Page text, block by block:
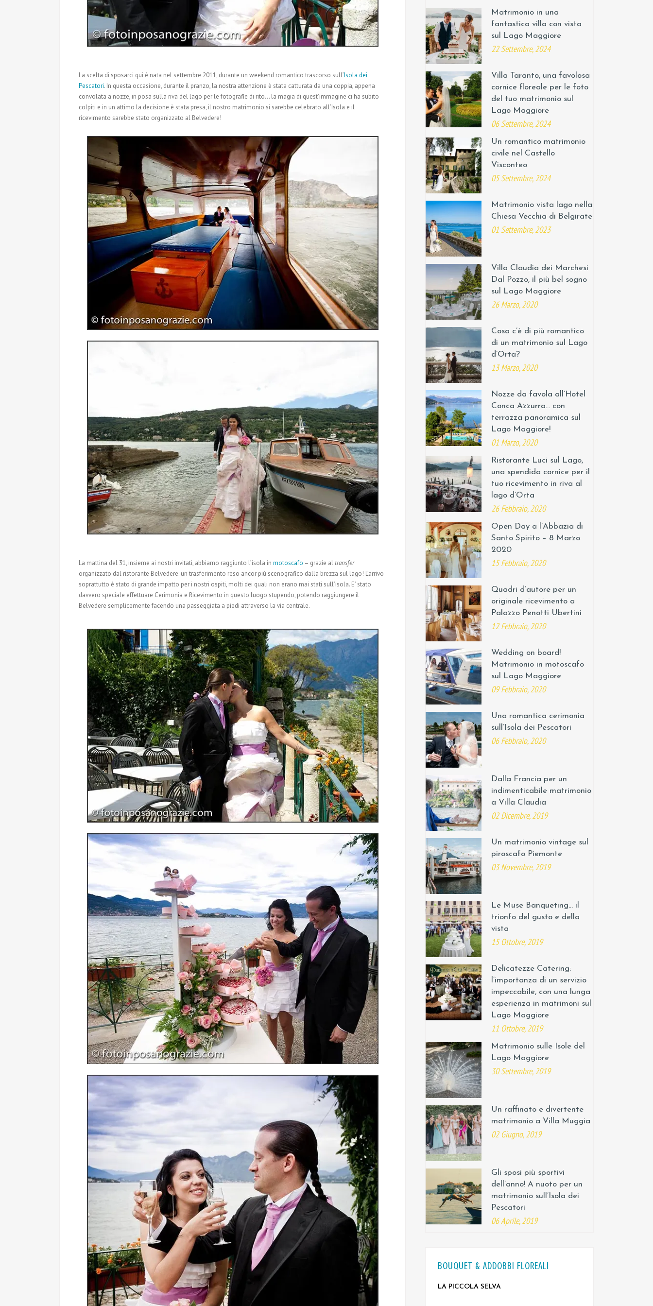
La scelta di sposarci qui è nata nel settembre 2011, durante un weekend romantico trascorso sull’Isola dei
Pescatori. In questa occasione, durante il pranzo, la nostra attenzione è stata catturata da una coppia, appena
convolata a nozze, in posa sulla riva del lago per le fotografie di rito… la magia di quest’immagine ci ha subito
colpiti e in un attimo la decisione è stata presa, il nostro matrimonio si sarebbe celebrato all’Isola e il
ricevimento sarebbe stato organizzato al Belvedere!
La mattina del 31, insieme ai nostri invitati, abbiamo raggiunto l’isola in motoscafo – grazie altransfer
organizzato dal ristorante Belvedere: un trasferimento reso ancor più scenografico dalla brezza sul lago! L’arrivo
soprattutto è stato di grande impatto per i nostri ospiti, molti dei quali non erano mai stati sull’isola. E’ stato
davvero speciale effettuare Cerimonia e Ricevimento in questo luogo stupendo, potendo raggiungere il
Belvedere semplicemente facendo una passeggiata a piedi attraverso la via centrale.
Matrimonio in una
fantastica villa con vista
sul Lago Maggiore
22 Settembre, 2024
Villa Taranto, una favolosa
cornice floreale per le foto
del tuo matrimonio sul
Lago Maggiore
06 Settembre, 2024
Un romantico matrimonio
civile nel Castello
Visconteo
05 Settembre, 2024
Matrimonio vista lago nella
Chiesa Vecchia di Belgirate
01 Settembre, 2023
Villa Claudia dei Marchesi
Dal Pozzo, il più bel sogno
sul Lago Maggiore
26 Marzo, 2020
Cosa c’è di più romantico
di un matrimonio sul Lago
d’Orta?
13 Marzo, 2020
Nozze da favola all’Hotel
Conca Azzurra… con
terrazza panoramica sul
Lago Maggiore!
01 Marzo, 2020
Ristorante Luci sul Lago,
una spendida cornice per il
tuo ricevimento in riva al
lago d’Orta
26 Febbraio, 2020
Open Day a l’Abbazia di
Santo Spirito – 8 Marzo
2020
15 Febbraio, 2020
Quadri d’autore per un
originale ricevimento a
Palazzo Penotti Ubertini
12 Febbraio, 2020
Wedding on board!
Matrimonio in motoscafo
sul Lago Maggiore
09 Febbraio, 2020
Una romantica cerimonia
sull’Isola dei Pescatori
06 Febbraio, 2020
Dalla Francia per un
indimenticabile matrimonio
a Villa Claudia
02 Dicembre, 2019
Un matrimonio vintage sul
piroscafo Piemonte
03 Novembre, 2019
Le Muse Banqueting… il
trionfo del gusto e della
vista
15 Ottobre, 2019
Delicatezze Catering:
l’importanza di un servizio
impeccabile, con una lunga
esperienza in matrimoni sul
Lago Maggiore
11 Ottobre, 2019
Matrimonio sulle Isole del
Lago Maggiore
30 Settembre, 2019
Un raffinato e divertente
matrimonio a Villa Muggia
02 Giugno, 2019
Gli sposi più sportivi
dell’anno! A nuoto per un
matrimonio sull’Isola dei
Pescatori
06 Aprile, 2019
BOUQUET & ADDOBBI FLOREALI
LA PICCOLA SELVA